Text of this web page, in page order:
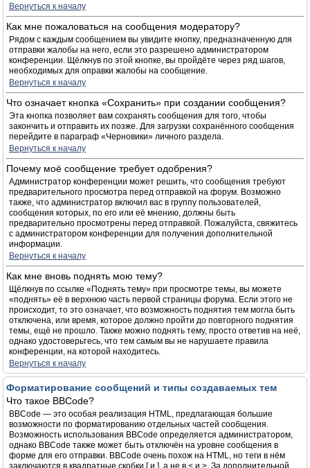
Вернуться к началу
Как мне пожаловаться на сообщения модератору?
Рядом с каждым сообщением вы увидите кнопку, предназначенную для
отправки жалобы на него, если это разрешено администратором
конференции. Щёлкнув по этой кнопке, вы пройдёте через ряд шагов,
необходимых для оправки жалобы на сообщение.
Вернуться к началу
Что означает кнопка «Сохранить» при создании сообщения?
Эта кнопка позволяет вам сохранять сообщения для того, чтобы
закончить и отправить их позже. Для загрузки сохранённого сообщения
перейдите в параграф «Черновики» личного раздела.
Вернуться к началу
Почему моё сообщение требует одобрения?
Администратор конференции может решить, что сообщения требуют
предварительного просмотра перед отправкой на форум. Возможно
также, что администратор включил вас в группу пользователей,
сообщения которых, по его или её мнению, должны быть
предварительно просмотрены перед отправкой. Пожалуйста, свяжитесь
с администратором конференции для получения дополнительной
информации.
Вернуться к началу
Как мне вновь поднять мою тему?
Щёлкнув по ссылке «Поднять тему» при просмотре темы, вы можете
«поднять» её в верхнюю часть первой страницы форума. Если этого не
происходит, то это означает, что возможность поднятия тем могла быть
отключена, или время, которое должно пройти до повторного поднятия
темы, ещё не прошло. Также можно поднять тему, просто ответив на неё,
однако удостоверьтесь, что тем самым вы не нарушаете правила
конференции, на которой находитесь.
Вернуться к началу
Форматирование сообщений и типы создаваемых тем
Что такое BBCode?
BBCode — это особая реализация HTML, предлагающая большие
возможности по форматированию отдельных частей сообщения.
Возможность использования BBCode определяется администратором,
однако BBCode также может быть отключён на уровне сообщения в
форме для его отправки. BBCode очень похож на HTML, но теги в нём
заключаются в квадратные скобки [ и ], а не в < и >. За дополнительной